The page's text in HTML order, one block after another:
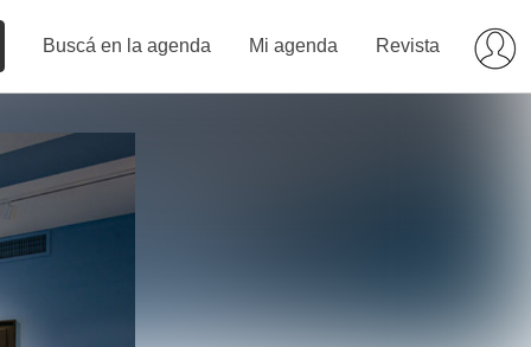
Buscá en la agenda Mi agenda Revista